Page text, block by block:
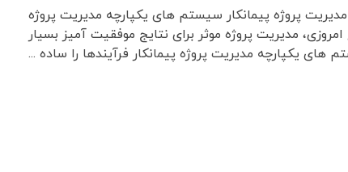
پروژه پیمانکار سیستم های یکپارچه مدیریت پروژه
مدیریت پروژه موثر برای نتایج موفقیت آمیز بسیار
یکپارچه مدیریت پروژه پیمانکار فرآیندها را ساده ...